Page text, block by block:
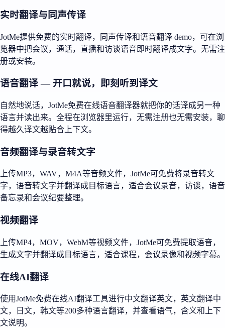
实时翻译与同声传译
JotMe提供免费的实时翻译，同声传译和语音翻译 demo，可在浏
览器中把会议，通话，直播和访谈语音即时翻译成文字。无需注
册或安装。
语音翻译 — 开口就说，即刻听到译文
自然地说话，JotMe免费在线语音翻译器就把你的话译成另一种
语言并读出来。全程在浏览器里运行，无需注册也无需安装，聊
得越久译文越贴合上下文。
音频翻译与录音转文字
上传MP3，WAV，M4A等音频文件，JotMe可免费将录音转文
字，语音转文字并翻译成目标语言，适合会议录音，访谈，语音
备忘录和会议纪要整理。
视频翻译
上传MP4，MOV，WebM等视频文件，JotMe可免费提取语音，
生成文字并翻译成目标语言，适合课程，会议录像和视频字幕。
在线AI翻译
使用JotMe免费在线AI翻译工具进行中文翻译英文，英文翻译中
文，日文，韩文等200多种语言翻译，并查看语气，含义和上下
文说明。